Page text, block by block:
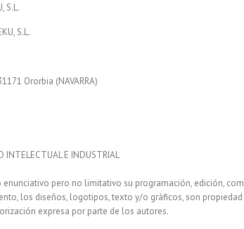
S.L.
S.L.
Ororbia (NAVARRA)
INTELECTUAL E INDUSTRIAL
pero no limitativo su programación, edición,
los diseños, logotipos, texto y/o gráficos, son propiedad
expresa por parte de los autores.